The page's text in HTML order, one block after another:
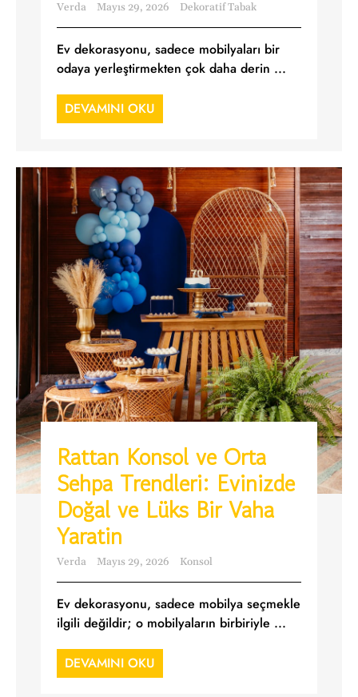
Verda Mayıs 29, 2026 Dekoratif Tabak
Ev dekorasyonu, sadece mobilyaları bir
odaya yerleştirmekten çok daha derin ...
DEVAMINI OKU
Rattan Konsol ve Orta
Sehpa Trendleri: Evinizde
Doğal ve Lüks Bir Vaha
Yaratin
Verda Mayıs 29, 2026 Konsol
Ev dekorasyonu, sadece mobilya seçmekle
ilgili değildir; o mobilyaların birbiriyle ...
DEVAMINI OKU